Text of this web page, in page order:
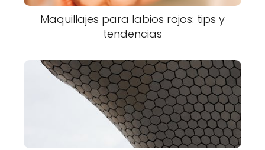
Maquillajes para labios rojos: tips y
tendencias